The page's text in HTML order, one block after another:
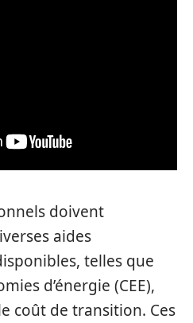
doivent
aides
telles que
d’énergie (CEE),
coût de transition. Ces